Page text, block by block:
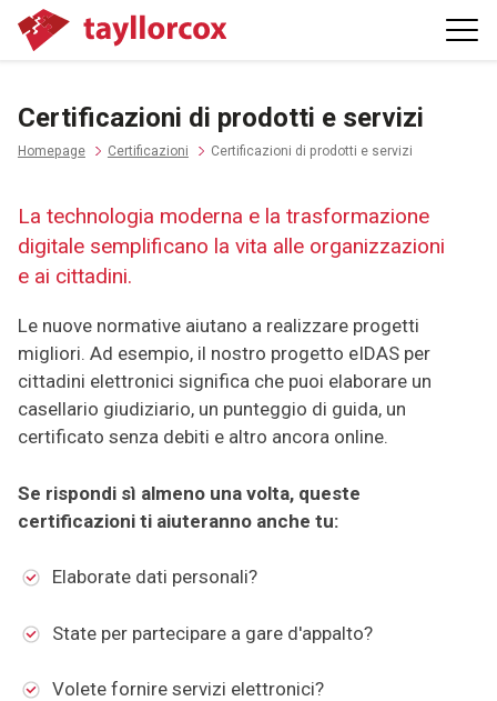
Certificazioni di prodotti e servizi
Homepage Certificazioni Certificazioni di prodotti e servizi
La technologia moderna e la trasformazione
digitale semplificano la vita alle organizzazioni
e ai cittadini.
Le nuove normative aiutano a realizzare progetti
migliori. Ad esempio, il nostro progetto eIDAS per
cittadini elettronici significa che puoi elaborare un
casellario giudiziario, un punteggio di guida, un
certificato senza debiti e altro ancora online.
Se rispondi sì almeno una volta, queste
certificazioni ti aiuteranno anche tu:
Elaborate dati personali?
State per partecipare a gare d'appalto?
Volete fornire servizi elettronici?